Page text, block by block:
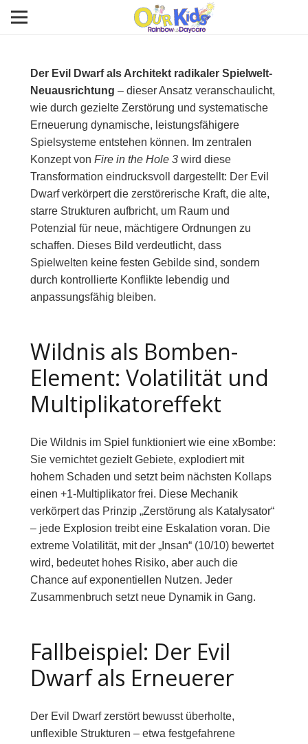
Der Evil Dwarf als Architekt radikaler Spielwelt-
Neuausrichtung – dieser Ansatz veranschaulicht,
wie durch gezielte Zerstörung und systematische
Erneuerung dynamische, leistungsfähigere
Spielsysteme entstehen können. Im zentralen
Konzept von Fire in the Hole 3 wird diese
Transformation eindrucksvoll dargestellt: Der Evil
Dwarf verkörpert die zerstörerische Kraft, die alte,
starre Strukturen aufbricht, um Raum und
Potenzial für neue, mächtigere Ordnungen zu
schaffen. Dieses Bild verdeutlicht, dass
Spielwelten keine festen Gebilde sind, sondern
durch kontrollierte Konflikte lebendig und
anpassungsfähig bleiben.
Wildnis als Bomben-
Element: Volatilität und
Multiplikatoreffekt
Die Wildnis im Spiel funktioniert wie eine xBombe:
Sie vernichtet gezielt Gebiete, explodiert mit
hohem Schaden und setzt beim nächsten Kollaps
einen +1-Multiplikator frei. Diese Mechanik
verkörpert das Prinzip „Zerstörung als Katalysator“
– jede Explosion treibt eine Eskalation voran. Die
extreme Volatilität, mit der „Insan“ (10/10) bewertet
wird, bedeutet hohes Risiko, aber auch die
Chance auf exponentiellen Nutzen. Jeder
Zusammenbruch setzt neue Dynamik in Gang.
Fallbeispiel: Der Evil
Dwarf als Erneuerer
Der Evil Dwarf zerstört bewusst überholte,
unflexible Strukturen – etwa festgefahrene